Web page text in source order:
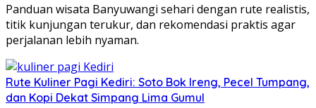
Panduan wisata Banyuwangi sehari dengan rute realistis,
titik kunjungan terukur, dan rekomendasi praktis agar
perjalanan lebih nyaman.
Rute Kuliner Pagi Kediri: Soto Bok Ireng, Pecel Tumpang,
dan Kopi Dekat Simpang Lima Gumul